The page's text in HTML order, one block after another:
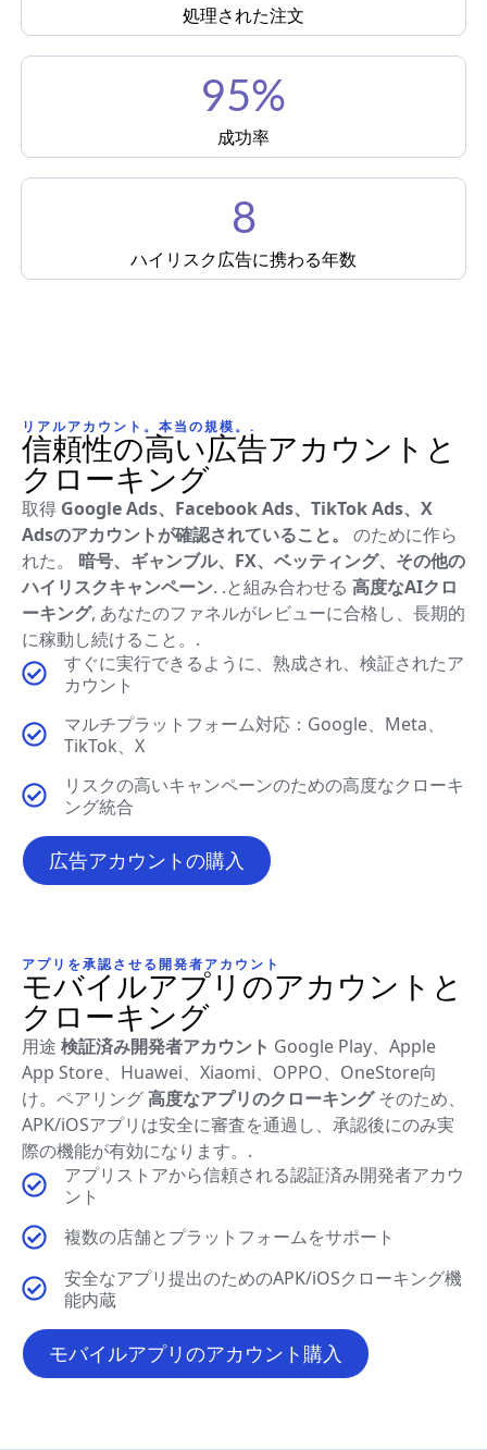
処理された注文
95%
成功率
8
ハイリスク広告に携わる年数
リアルアカウント。本当の規模。.
信頼性の高い広告アカウントと
クローキング
取得 Google Ads、Facebook Ads、TikTok Ads、X
Adsのアカウントが確認されていること。
のために作ら
れた。 暗号、ギャンブル、FX、ベッティング、その他の
ハイリスクキャンペーン. .と組み合わせる 高度なAIクロ
ーキング, あなたのファネルがレビューに合格し、長期的
に稼動し続けること。.
すぐに実行できるように、熟成され、検証されたア
カウント
マルチプラットフォーム対応：Google、Meta、
TikTok、X
リスクの高いキャンペーンのための高度なクローキ
ング統合
広告アカウントの購入
アプリを承認させる開発者アカウント
モバイルアプリのアカウントと
クローキング
用途 検証済み開発者アカウント Google Play、Apple
App Store、Huawei、Xiaomi、OPPO、OneStore向
け。ペアリング高度なアプリのクローキングそのため、
APK/iOSアプリは安全に審査を通過し、承認後にのみ実
際の機能が有効になります。.
アプリストアから信頼される認証済み開発者アカウ
ント
複数の店舗とプラットフォームをサポート
安全なアプリ提出のためのAPK/iOSクローキング機
能内蔵
モバイルアプリのアカウント購入